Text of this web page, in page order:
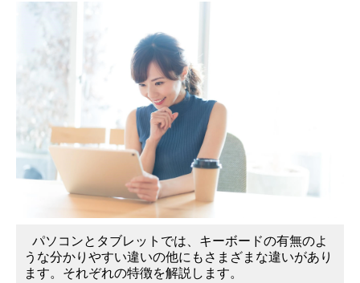
機
種
パソコンとタブレットでは、キーボードの有無のよ
うな分かりやすい違いの他にもさまざまな違いがあり
ます。それぞれの特徴を解説します。